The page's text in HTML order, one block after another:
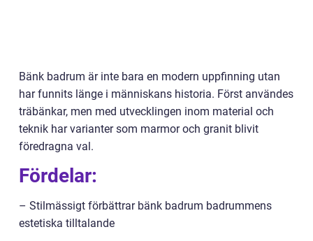
Bänk badrum är inte bara en modern uppfinning utan
har funnits länge i människans historia. Först användes
träbänkar, men med utvecklingen inom material och
teknik har varianter som marmor och granit blivit
föredragna val.
Fördelar:
– Stilmässigt förbättrar bänk badrum badrummens
estetiska tilltalande